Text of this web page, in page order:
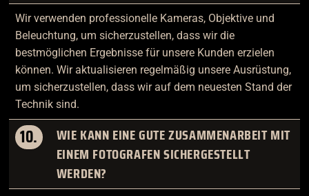
Wir verwenden professionelle Kameras, Objektive und
Beleuchtung, um sicherzustellen, dass wir die
bestmöglichen Ergebnisse für unsere Kunden erzielen
können. Wir aktualisieren regelmäßig unsere Ausrüstung,
um sicherzustellen, dass wir auf dem neuesten Stand der
Technik sind.
10.
WIE KANN EINE GUTE ZUSAMMENARBEIT MIT
EINEM FOTOGRAFEN SICHERGESTELLT
WERDEN?